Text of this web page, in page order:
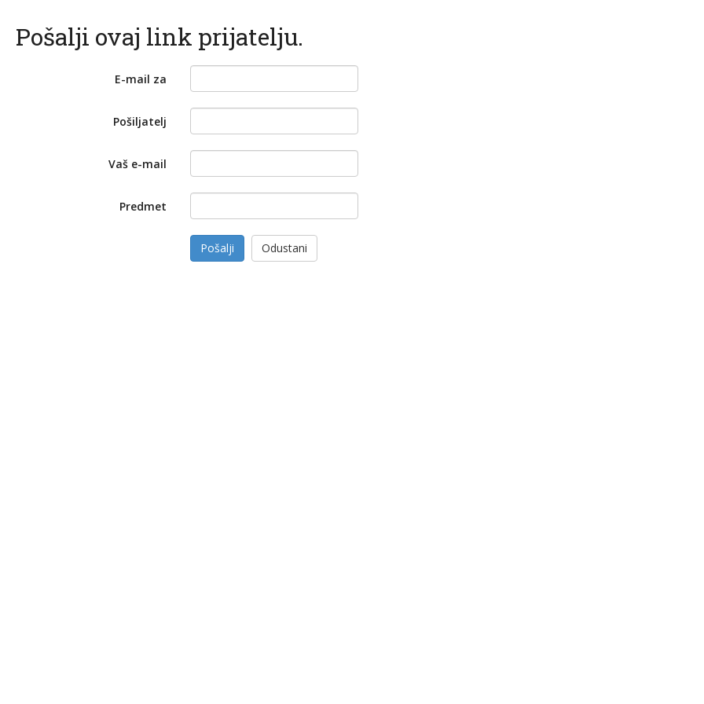
Pošalji ovaj link prijatelju.
E-mail za
Pošiljatelj
Vaš e-mail
Predmet
Pošalji Odustani